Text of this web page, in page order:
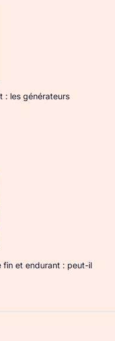
: les générateurs
fin et endurant : peut-il